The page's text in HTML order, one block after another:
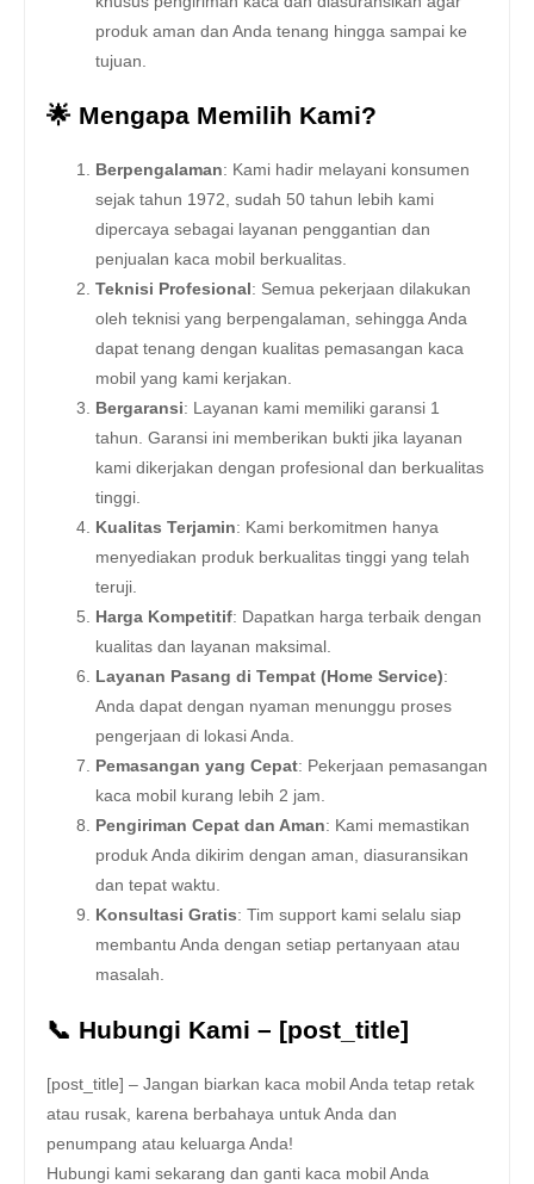
produk aman dan Anda tenang hingga sampai ke
tujuan.
🌟 Mengapa Memilih Kami?
Berpengalaman: Kami hadir melayani konsumen
sejak tahun 1972, sudah 50 tahun lebih kami
dipercaya sebagai layanan penggantian dan
penjualan kaca mobil berkualitas.
Teknisi Profesional : Semua pekerjaan dilakukan
oleh teknisi yang berpengalaman, sehingga Anda
dapat tenang dengan kualitas pemasangan kaca
mobil yang kami kerjakan.
Bergaransi: Layanan kami memiliki garansi 1
tahun. Garansi ini memberikan bukti jika layanan
kami dikerjakan dengan profesional dan berkualitas
tinggi.
Kualitas Terjamin: Kami berkomitmen hanya
menyediakan produk berkualitas tinggi yang telah
teruji.
Harga Kompetitif: Dapatkan harga terbaik dengan
kualitas dan layanan maksimal.
Layanan Pasang di Tempat (Home Service):
Anda dapat dengan nyaman menunggu proses
pengerjaan di lokasi Anda.
Pemasangan yang Cepat: Pekerjaan pemasangan
kaca mobil kurang lebih 2 jam.
Pengiriman Cepat dan Aman: Kami memastikan
produk Anda dikirim dengan aman, diasuransikan
dan tepat waktu.
Konsultasi Gratis: Tim support kami selalu siap
membantu Anda dengan setiap pertanyaan atau
masalah.
📞 Hubungi Kami – [post_title]
[post_title] – Jangan biarkan kaca mobil Anda tetap retak
atau rusak, karena berbahaya untuk Anda dan
penumpang atau keluarga Anda!
Hubungi kami sekarang dan ganti kaca mobil Anda